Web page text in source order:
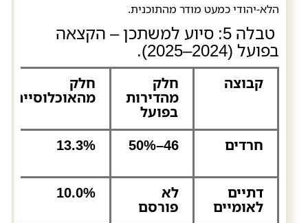
הלא-יהודי כמעט מודר מהתוכנית.
טבלה 5: סיוע למשתכן – הקצאה
בפועל (2024–2025).
קבוצה חלק
מהדירות
בפועל
חלק
מהאוכלוסייה
חרדים 46–50%
13.3%
דתיים
לאומיים
לא
פורסם
10.0%